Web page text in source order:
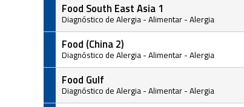
Food South East Asia 1
Diagnóstico de Alergia - Alimentar - Alergia
Food (China 2)
Diagnóstico de Alergia - Alimentar - Alergia
Food Gulf
Diagnóstico de Alergia - Alimentar - Alergia